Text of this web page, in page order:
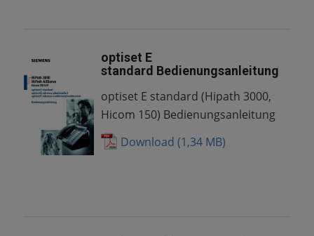
optiset E
standard Bedienungsanleitung
optiset E standard (Hipath 3000,
Hicom 150) Bedienungsanleitung
Download